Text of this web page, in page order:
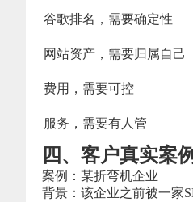
谷歌排名，需要确定性
网站资产，需要归属自己
费用，需要可控
服务，需要有人管
四、客户真实案
案例：某折弯机企业
背景：该企业之前被一家